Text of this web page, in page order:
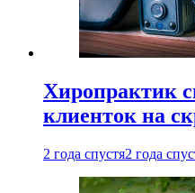
Хиропрактик
клиенток на
2 года спустя2 года